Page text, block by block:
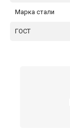
Марка стали
ГОСТ